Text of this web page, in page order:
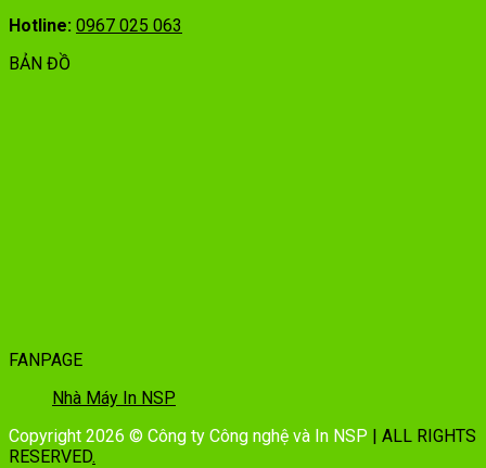
Hotline: 0967 025 063
BẢN ĐỒ
FANPAGE
Nhà Máy In NSP
Copyright 2026 © Công ty Công nghệ và In NSP | ALL RIGHTS
RESERVED.